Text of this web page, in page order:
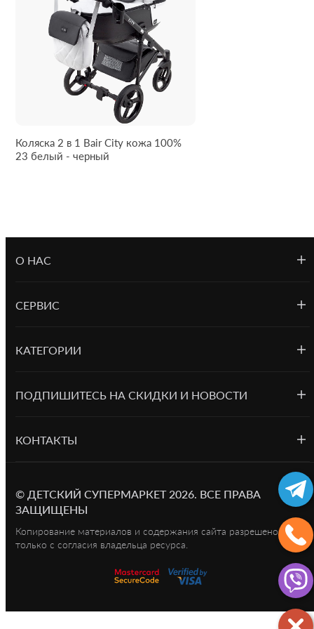
или прохладительную бутылку воды.
Оформить заказ вы можете на сайте Карета-бейби. Мы с
удовольствием поможем выбрать коляску по приятной
цене. На сайте вы можете уточнить стоимость
понравившейся модели, купить и оформить доставку
коляски в удобное для вас место и время. На все товары
Коляска 2 в 1 Bair City кожа 100%
23 белый - черный
О НАС
СЕРВИС
КАТЕГОРИИ
ПОДПИШИТЕСЬ НА СКИДКИ И НОВОСТИ
КОНТАКТЫ
© ДЕТСКИЙ СУПЕРМАРКЕТ2026. ВСЕ ПРАВА
ЗАЩИЩЕНЫ
Копирование материалов и содержания сайта разрешено
только с согласия владельца ресурса.